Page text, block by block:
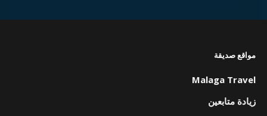
مواقع صديقة
Malaga Travel
زيادة متابعين